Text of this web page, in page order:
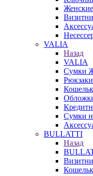
VALIA
Назад
VALIA
Сумки
Рюкзаки
Сумки
BULLATTI
Назад